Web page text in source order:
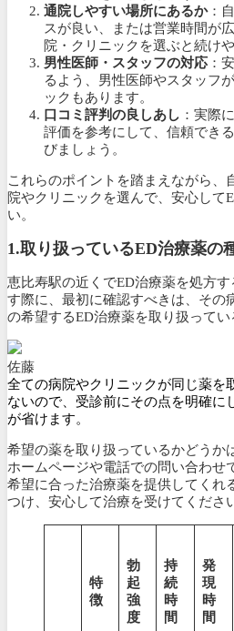
通院しやすい場所にあるか：
スが良い、または営業時間が
院・クリニックを選ぶと続け
男性医師・スタッフの対応 ：
るよう、男性医師やスタッフ
ックもあります。
口コミ評判の良しあし ：実際
評価を参考にして、信頼でき
びましょう。
これらのポイントを踏まえながら、
院やクリニックを選んで、安心して
い。
1.取り扱っているED治療薬の
恵比寿駅の近くでED治療薬を処方
す際に、最初に確認すべきは、その
の希望するED治療薬を取り扱ってい
佐藤
全ての病院やクリニックが同じ薬を
ないので、受診前にその点を明確に
が省けます。
希望の薬を取り扱っているかどうか
ホームページや電話での問い合わせ
希望に合った治療薬を提供してくれ
つけ、安心して治療を受けてくださ
特
徴
勃
起
強
度
持
続
時
間
発
現
時
間